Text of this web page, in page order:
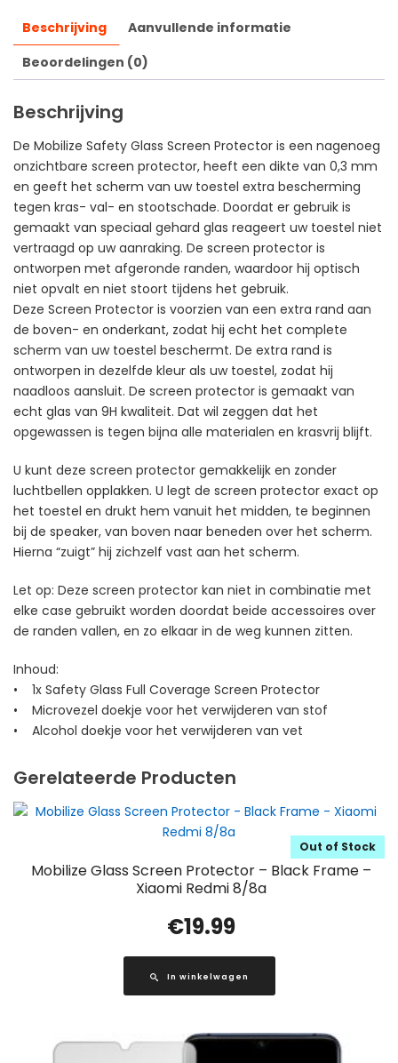
Beschrijving
Aanvullende informatie
Beoordelingen (0)
Beschrijving
De Mobilize Safety Glass Screen Protector is een nagenoeg
onzichtbare screen protector, heeft een dikte van 0,3 mm
en geeft het scherm van uw toestel extra bescherming
tegen kras- val- en stootschade. Doordat er gebruik is
gemaakt van speciaal gehard glas reageert uw toestel niet
vertraagd op uw aanraking. De screen protector is
ontworpen met afgeronde randen, waardoor hij optisch
niet opvalt en niet stoort tijdens het gebruik.
Deze Screen Protector is voorzien van een extra rand aan
de boven- en onderkant, zodat hij echt het complete
scherm van uw toestel beschermt. De extra rand is
ontworpen in dezelfde kleur als uw toestel, zodat hij
naadloos aansluit. De screen protector is gemaakt van
echt glas van 9H kwaliteit. Dat wil zeggen dat het
opgewassen is tegen bijna alle materialen en krasvrij blijft.
U kunt deze screen protector gemakkelijk en zonder
luchtbellen opplakken. U legt de screen protector exact op
het toestel en drukt hem vanuit het midden, te beginnen
bij de speaker, van boven naar beneden over het scherm.
Hierna “zuigt” hij zichzelf vast aan het scherm.
Let op: Deze screen protector kan niet in combinatie met
elke case gebruikt worden doordat beide accessoires over
de randen vallen, en zo elkaar in de weg kunnen zitten.
Inhoud:
• 1x Safety Glass Full Coverage Screen Protector
• Microvezel doekje voor het verwijderen van stof
• Alcohol doekje voor het verwijderen van vet
Gerelateerde Producten
Mobilize Glass Screen Protector – Black Frame –
Xiaomi Redmi 8/8a
Out of Stock
€19.99
In winkelwagen